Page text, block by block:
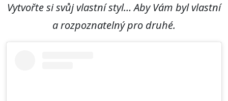
Vytvořte si svůj vlastní styl… AbyVám byl vlastní
a rozpoznatelný pro druhé.